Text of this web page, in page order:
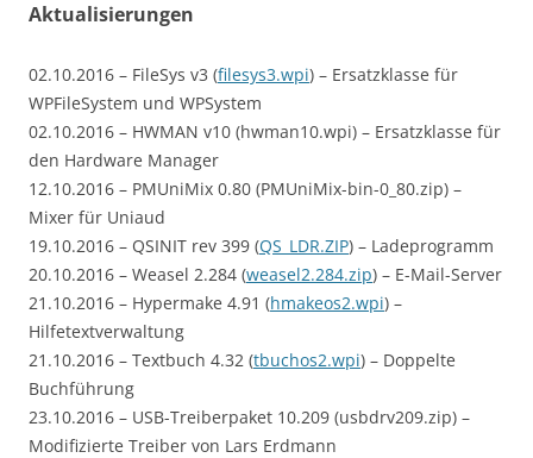
Aktualisierungen
02.10.2016 – FileSys v3 (filesys3.wpi) – Ersatzklasse für
WPFileSystem und WPSystem
02.10.2016 – HWMAN v10 (hwman10.wpi) – Ersatzklasse für
den Hardware Manager
12.10.2016 – PMUniMix 0.80 (PMUniMix-bin-0_80.zip) –
Mixer für Uniaud
19.10.2016 – QSINIT rev 399 (QS_LDR.ZIP) – Ladeprogramm
20.10.2016 – Weasel 2.284 (weasel2.284.zip) – E-Mail-Server
21.10.2016 – Hypermake 4.91 (hmakeos2.wpi) –
Hilfetextverwaltung
21.10.2016 – Textbuch 4.32 (tbuchos2.wpi) – Doppelte
Buchführung
23.10.2016 – USB-Treiberpaket 10.209 (usbdrv209.zip) –
Modifizierte Treiber von Lars Erdmann